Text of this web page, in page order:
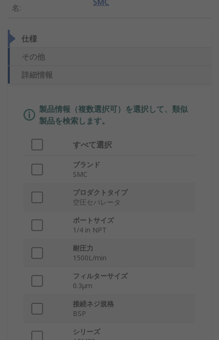
名:
SMC
仕様
その他
詳細情報
製品情報（複数選択可）を選択して、類似
製品を検索します。
すべて選択
ブランド
SMC
プロダクトタイプ
空圧セパレータ
ポートサイズ
1/4 in NPT
耐圧力
1500L/min
フィルターサイズ
0.3μm
接続ネジ規格
BSP
シリーズ